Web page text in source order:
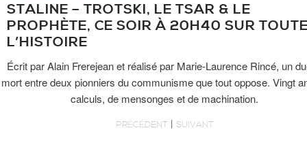
STALINE – TROTSKI, LE TSAR & LE
PROPHÈTE, CE SOIR À 20H40 SUR
L’HISTOIRE
Écrit par Alain Frerejean et réalisé par Marie-Laurence Rincé, un
mort entre deux pionniers du communisme que tout oppose. Vingt
calculs, de mensonges et de machination.
PRÉCÉDENT | SUIVANT